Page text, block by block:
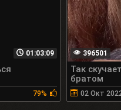
01:03:09
79%
396501
Так
братом
02 Окт